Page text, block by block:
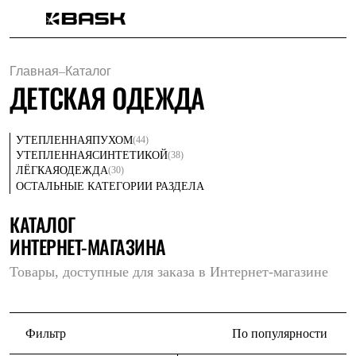
Мужская одежда
Утепленная пухом
Куртки
Жилеты
Комбинезоны
Утепленная синтетикой
Куртки
Брюки
Куртки
Брюки
Софтшелл одежда
Куртки
Куртки
Брюки
Главная–Каталог
ДЕТСКАЯ ОДЕЖДА
УТЕПЛЕННАЯПУХОМ(44)
УТЕПЛЕННАЯСИНТЕТИКОЙ(38)
ЛЁГКАЯОДЕЖДА(30)
ОСТАЛЬНЫЕ КАТЕГОРИИ РАЗДЕЛА
КАТАЛОГ
ИНТЕРНЕТ-МАГАЗИНА
Товары, доступные для заказа в Интернет-магазине
Фильтр По популярности